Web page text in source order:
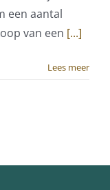
een aantal
van een [...]
Lees meer